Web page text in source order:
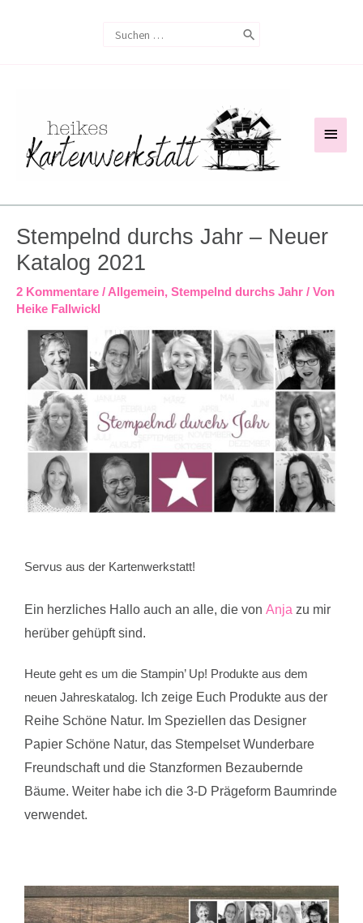
Search
for:
Stempelnd durchs Jahr – Neuer
Katalog 2021
2 Kommentare / Allgemein, Stempelnd durchs Jahr / Von
Heike Fallwickl
Servus aus der Kartenwerkstatt!
Ein herzliches Hallo auch an alle, die von Anja zu mir
herüber gehüpft sind.
Heute geht es um die Stampin’ Up! Produkte aus dem
neuen Jahreskatalog. Ich zeige Euch Produkte aus der
Reihe Schöne Natur. Im Speziellen das Designer
Papier Schöne Natur, das Stempelset Wunderbare
Freundschaft und die Stanzformen Bezaubernde
Bäume. Weiter habe ich die 3-D Prägeform Baumrinde
verwendet.